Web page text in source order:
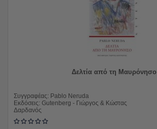
Δελτία από τη Μαυρόνησο
Συγγραφέας: Pablo Neruda
Εκδόσεις: Gutenberg - Γιώργος & Κώστας
Δαρδανός